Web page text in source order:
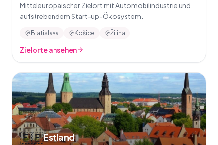
Mitteleuropäischer Zielort mit Automobilindustrie und
aufstrebendem Start-up-Ökosystem.
Bratislava Košice Žilina
Zielorte ansehen
🇪🇪Estland